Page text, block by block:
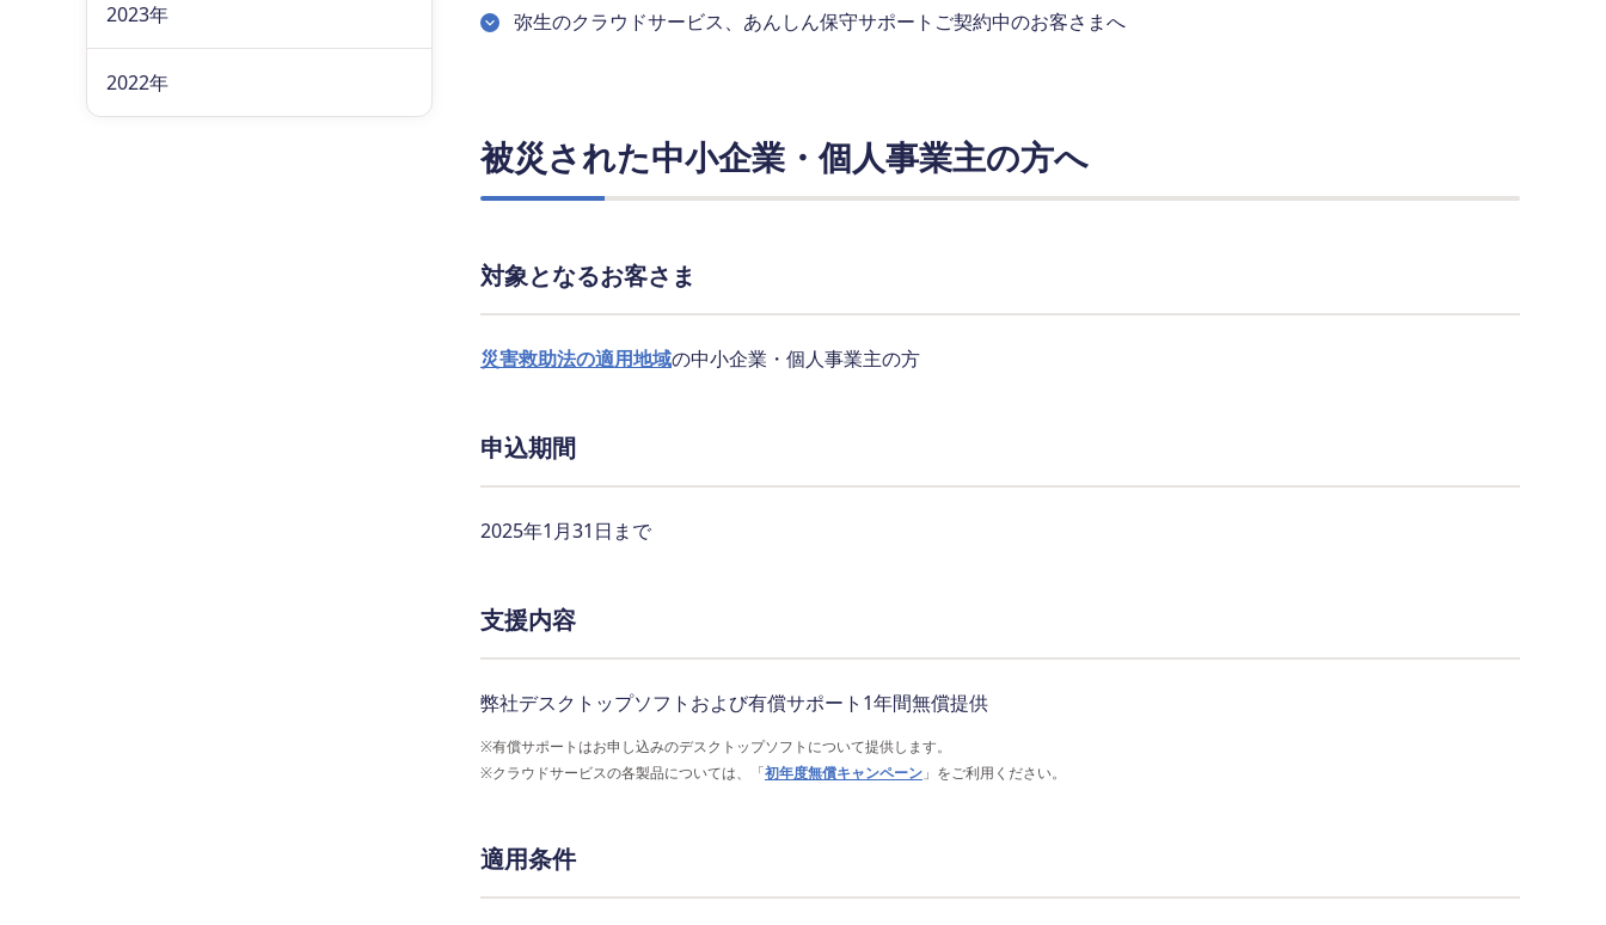
弥生のクラウドサービス、あんしん保守サポートご契約中のお客さまへ
被災された中小企業・個人事業主の方へ
対象となるお客さま
災害救助法の適用地域の中小企業・個人事業主の方
申込期間
2025年1月31日まで
支援内容
弊社デスクトップソフトおよび有償サポート1年間無償提供
※有償サポートはお申し込みのデスクトップソフトについて提供します。
※クラウドサービスの各製品については、「初年度無償キャンペーン 」をご利用ください。
適用条件
2023年
2022年